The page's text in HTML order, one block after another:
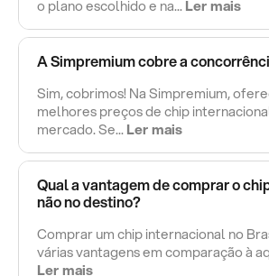
o plano escolhido e na...Ler mais
A Simpremium cobre a
Sim, cobrimos! Na Simpremium,
melhores preços de chip
mercado. Se...Ler mais
Qual a vantagem de comprar o
não no destino?
Comprar um chip internacional no
várias vantagens em comparação à
Ler mais